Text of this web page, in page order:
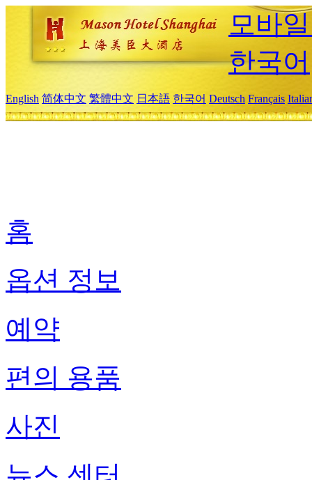
모바
한국어
English 简体中文 繁體中文 日本語 한국어 Deutsch Français
홈
옵션 정보
예약
편의 용품
사진